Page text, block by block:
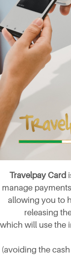
Travelpay Card
manage
allowing you to
releasing
which will use the
(avoiding the